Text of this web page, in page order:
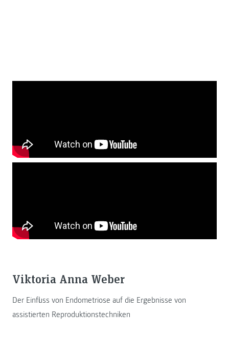
Viktoria Anna Weber
Der Einfluss von Endometriose auf die Ergebnisse von
assistierten Reproduktionstechniken